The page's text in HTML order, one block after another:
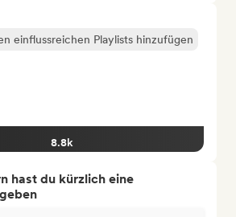
einflussreichen Playlists hinzufügen
8.8k
hast du kürzlich eine